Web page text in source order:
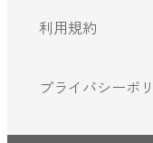
利用規約
プライバシーポ